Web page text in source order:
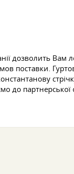
дозволить Вам
поставки.
до партнерської